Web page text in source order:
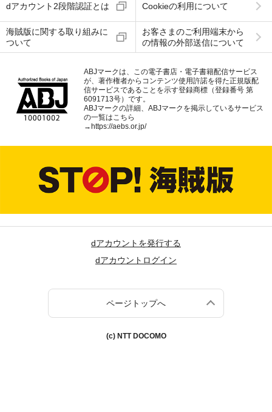
dアカウント2段階認証とは Cookieの利用について
海賊版に関する取り組みに
ついて
お客さまのご利用端末から
の情報の外部送信について
ABJマークは、この電子書店・電子書籍配信サービス
が、著作権者からコンテンツ使用許諾を得た正規版配
信サービスであることを示す登録商標（登録番号 第
6091713号）です。
ABJマークの詳細、ABJマークを掲示しているサービス
の一覧はこちら
→https://aebs.or.jp/
dアカウントを発行する
dアカウントログイン
ページトップへ
(c) NTT DOCOMO